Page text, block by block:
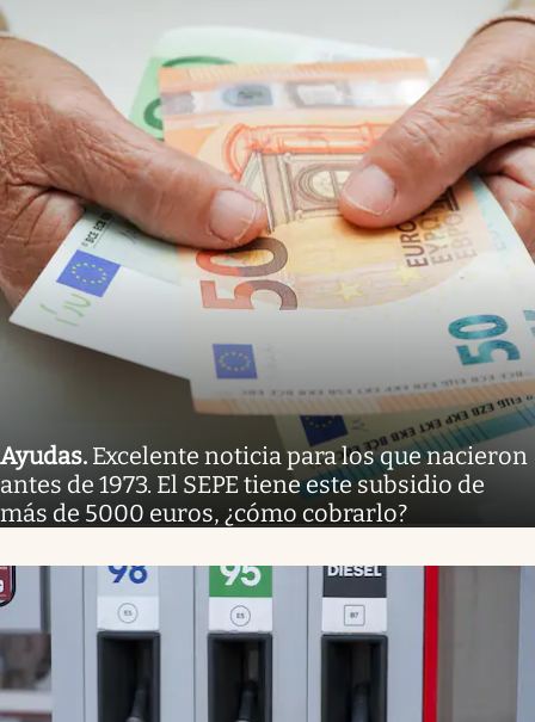
Ayudas. Excelente noticia para los que nacieron
antes de 1973. El SEPE tiene este subsidio de
más de 5000 euros, ¿cómo cobrarlo?